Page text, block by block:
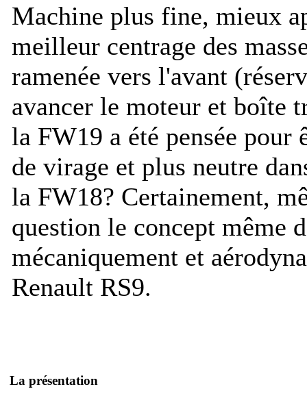
Machine plus fine, mieux
meilleur centrage des
ramenée vers l'avant
avancer le moteur et boîte
la FW19 a été pensée pour
de virage et plus neutre
la FW18? Certainement,
question le concept même
mécaniquement et
Renault RS9.
La présentation